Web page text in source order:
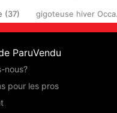
(37)
gigoteuse hiver
ParuVendu
nous?
pour les pros